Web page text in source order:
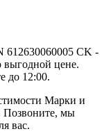
CK -
выгодной цене.
до 12:00.
Марки и
Позвоните, мы
вас.